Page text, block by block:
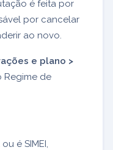
é feita por
por cancelar
ao novo.
e plano >
Regime de
é SIMEI,